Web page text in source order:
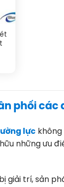
phối
lực
những ưu
giải trí, sản